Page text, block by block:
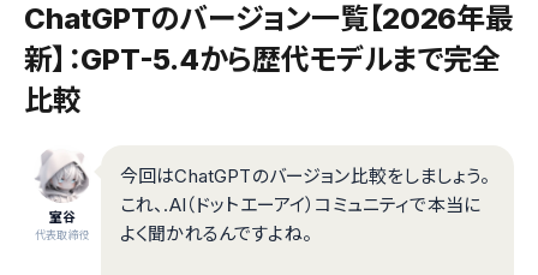
ChatGPTのバージョン一覧【2026年最
新】：GPT-5.4から歴代モデルまで完全
比較
室谷
代表取締役
今回はChatGPTのバージョン比較をしましょう。
これ、.AI（ドットエーアイ）コミュニティで本当に
よく聞かれるんですよね。